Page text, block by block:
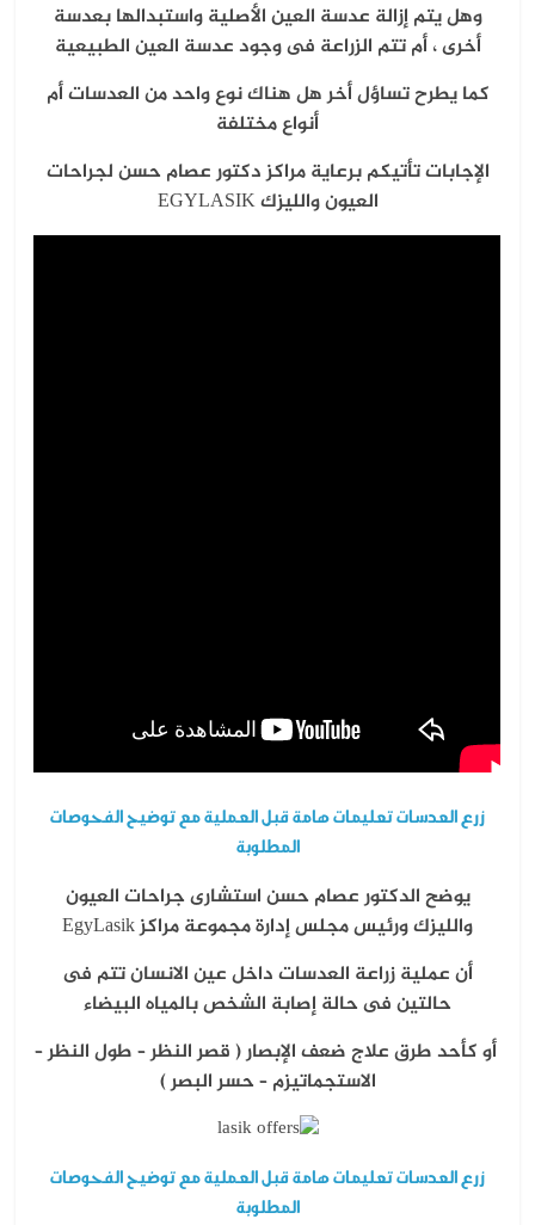
وهل يتم إزالة عدسة العين الأصلية واستبدالها بعدسة
أخرى ،أم تتم الزراعة فى وجود عدسة العين الطبيعية
كما يطرح تساؤل أخر هل هناك نوع واحد من العدسات أم
أنواع مختلفة
الإجاباتتأتيكم برعاية مراكز دكتور عصام حسن لجراحات
العيون والليزكEGYLASIK
زرع العدسات تعليمات هامة قبل العملية مع توضيح الفحوصات
المطلوبة
يوضح الدكتور عصام حسن استشارى جراحات العيون
والليزك ورئيس مجلس إدارة مجموعة مراكز EgyLasik
أن عملية زراعة العدسات داخل عين الانسان تتم فى
حالتينفى حالة إصابة الشخص بالمياه البيضاء
أو كأحد طرق علاج ضعف الإبصار( قصر النظر – طول النظر –
الاستجماتيزم – حسر البصر )
زرع العدسات تعليمات هامة قبل العملية مع توضيح الفحوصات
المطلوبة